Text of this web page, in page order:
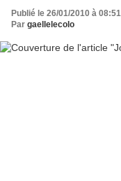
Publié le 26/01/2010 à 08:51
Par gaellelecolo